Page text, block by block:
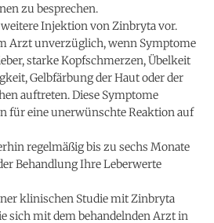
zu besprechen.
Injektion von Zinbryta vor.
Arzt unverzüglich, wenn Symptome
starke Kopfschmerzen, Übelkeit
Gelbfärbung der Haut oder der
auftreten. Diese Symptome
für eine unerwünschte Reaktion auf
regelmäßig bis zu sechs Monate
Behandlung Ihre Leberwerte
klinischen Studie mit Zinbryta
sich mit dem behandelnden Arzt in